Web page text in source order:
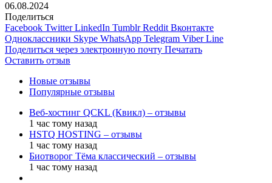
06.08.2024
Поделиться
Facebook Twitter LinkedIn Tumblr Reddit Вконтакте
Одноклассники Skype WhatsApp Telegram Viber Line
Поделиться через электронную почту Печатать
Оставить отзыв
Новые отзывы
Популярные отзывы
Веб-хостинг QCKL (Квикл) – отзывы
1 час тому назад
HSTQ HOSTING – отзывы
1 час тому назад
Биотворог Тёма классический – отзывы
1 час тому назад